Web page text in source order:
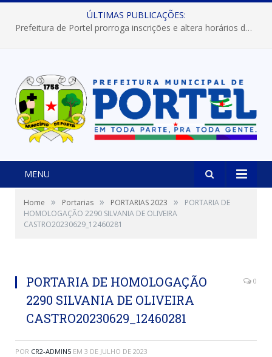
ÚLTIMAS PUBLICAÇÕES:
Prefeitura de Portel prorroga inscrições e altera horários dos concursos “Musa” e “Miss Mix Verão 2026”
MENU
Home » Portarias » PORTARIAS 2023 »
PORTARIA DE
HOMOLOGAÇÃO 2290 SILVANIA DE OLIVEIRA
CASTRO20230629_12460281
PORTARIA DE HOMOLOGAÇÃO
2290 SILVANIA DE OLIVEIRA
CASTRO20230629_12460281
0
POR CR2-ADMIN5 EM 3 DE JULHO DE 2023